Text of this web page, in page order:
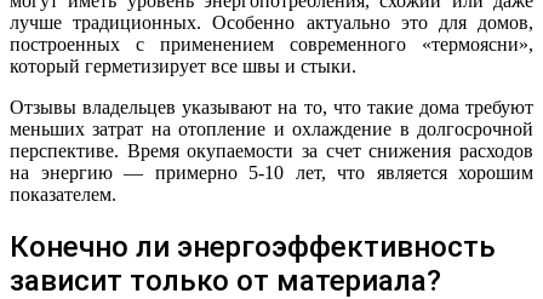
лучше традиционных. Особенно актуально это для домов,
построенных с применением современного «термоясни»,
который герметизирует все швы и стыки.
Отзывы владельцев указывают на то, что такие дома требуют
меньших затрат на отопление и охлаждение в долгосрочной
перспективе. Время окупаемости за счет снижения расходов
на энергию — примерно 5-10 лет, что является хорошим
показателем.
Конечно ли энергоэффективность
зависит только от материала?